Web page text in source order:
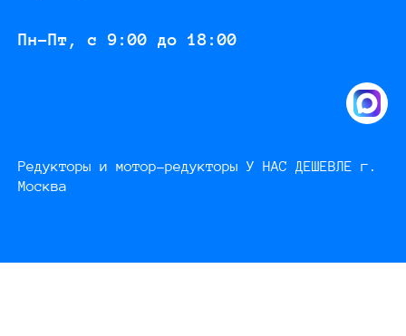
Пн-Пт, с 9:00 до 18:00
Редукторы и мотор-редукторы У НАС ДЕШЕВЛЕ г.
Москва